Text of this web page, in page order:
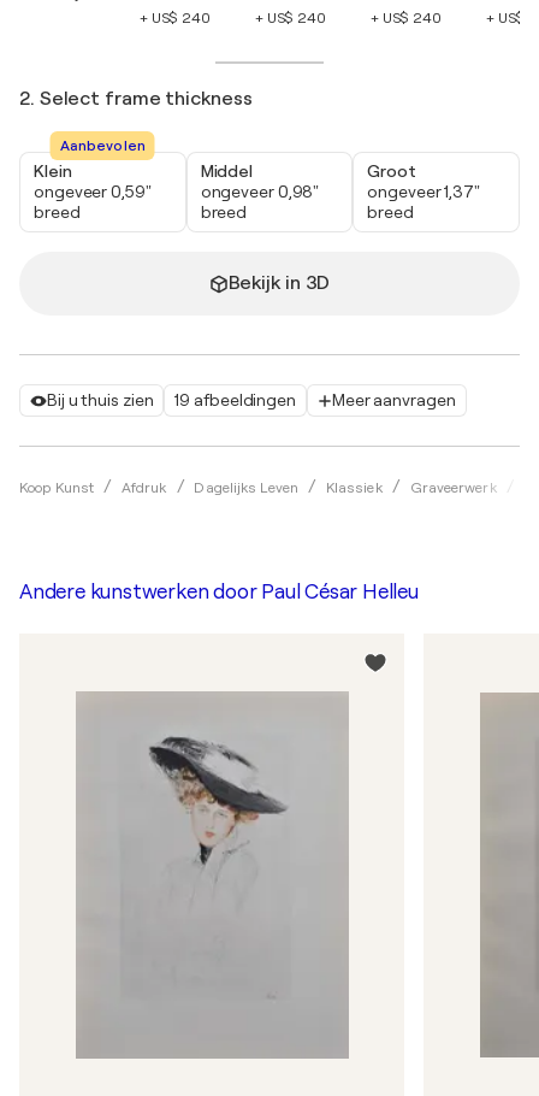
Bij u thuis zien 19 afbeeldingen Meer aanvragen
Koop Kunst Afdruk Dagelijks Leven Klassiek Graveerwerk
+ US$ 240
+ US$ 240
+ US$ 240
+ US$
2. Select frame thickness
Aanbevolen
Klein
ongeveer 0,59"
breed
Middel
ongeveer 0,98"
breed
Groot
ongeveer 1,37"
breed
Bekijk in 3D
Andere kunstwerken door Paul César Helleu